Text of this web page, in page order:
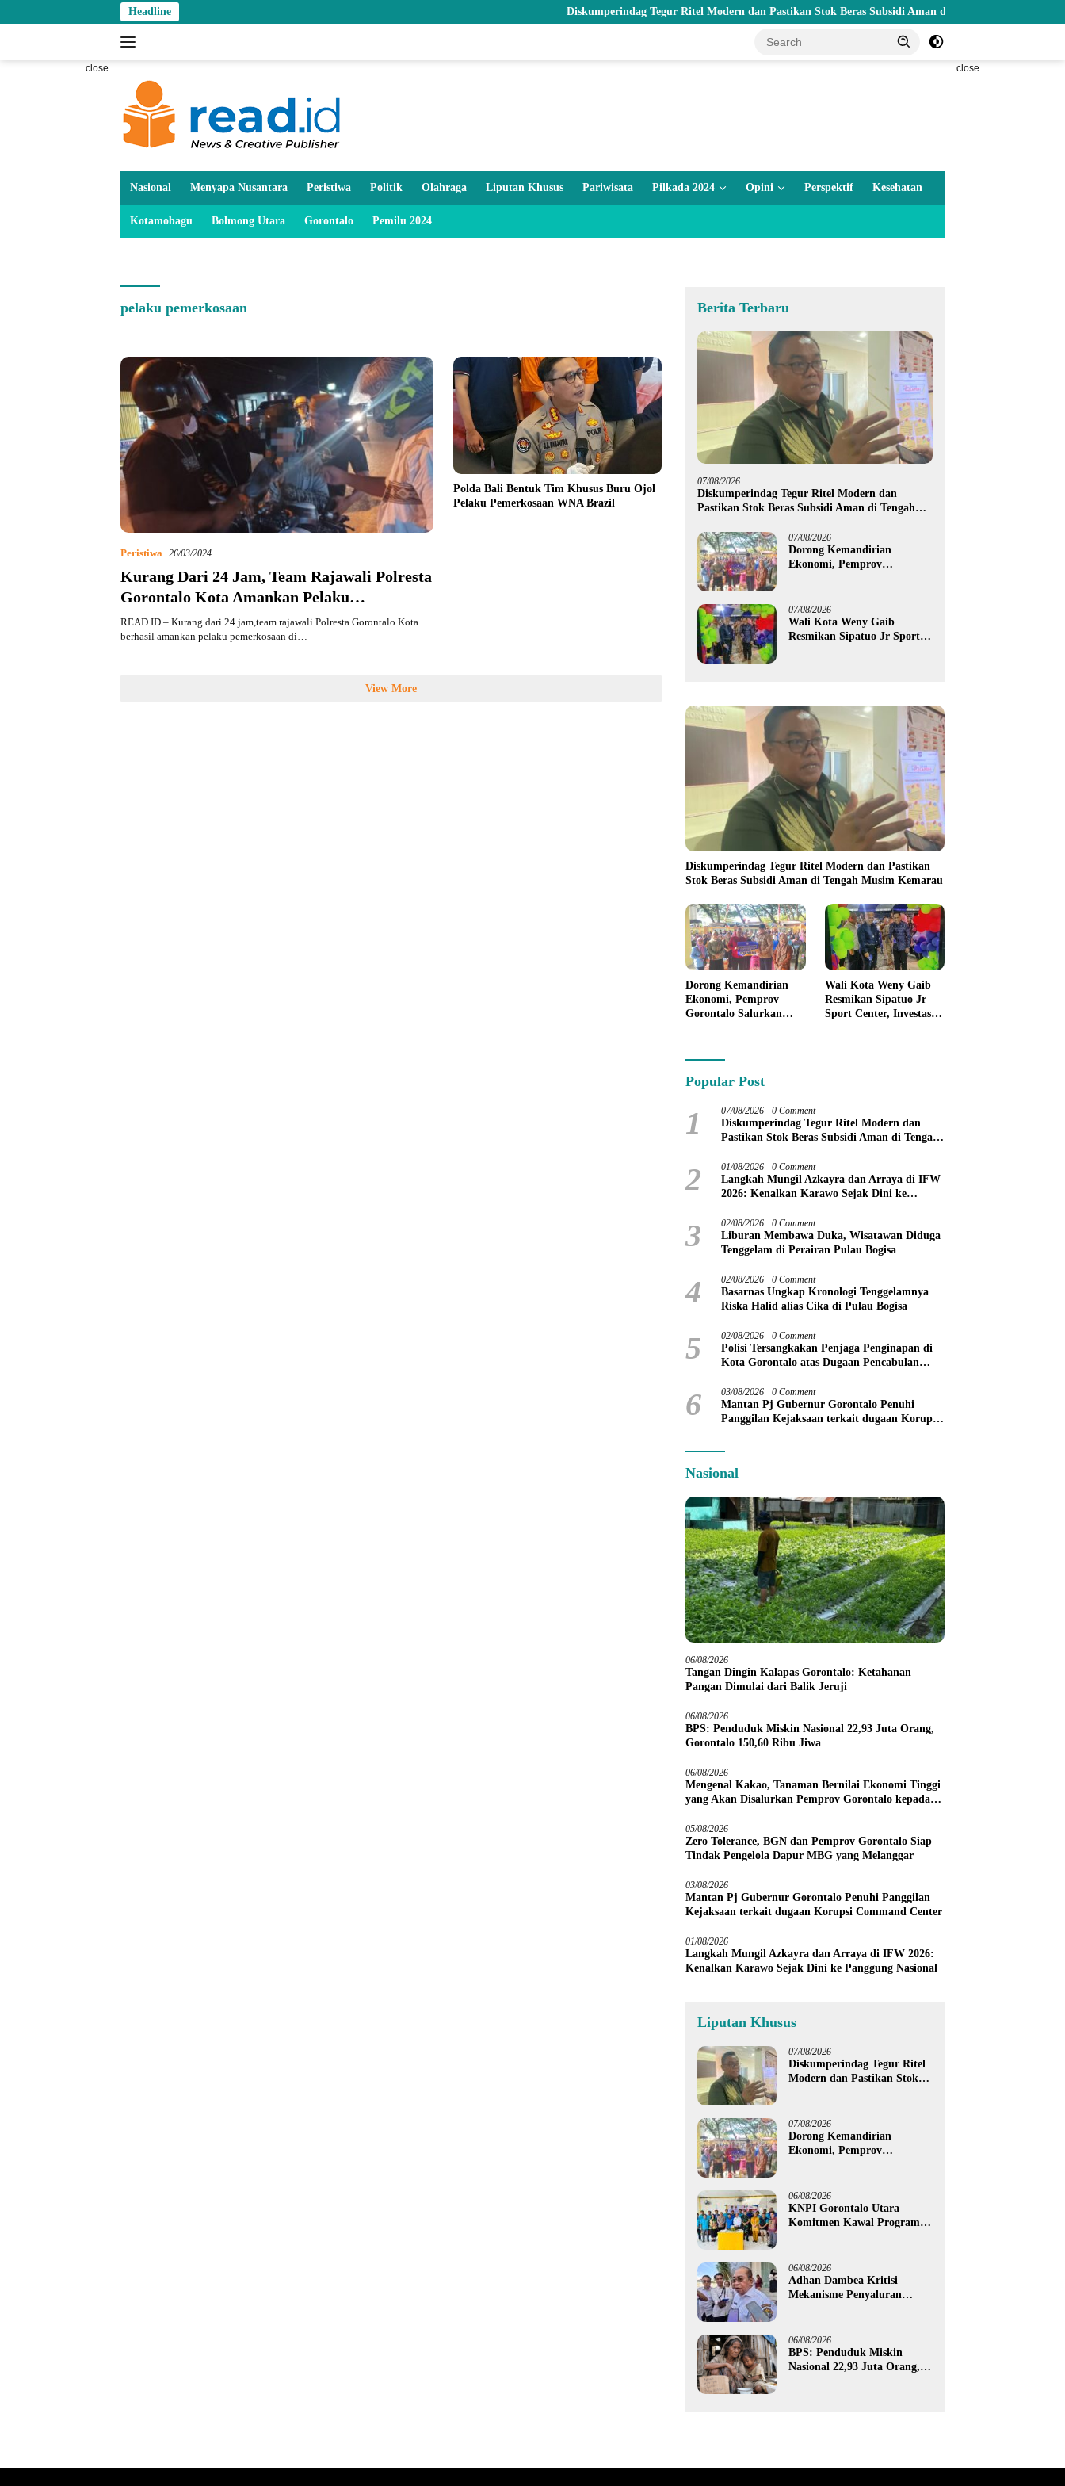
to
Headline Diskumperindag Tegur Ritel Modern dan Pastikan Stok Beras Subsidi Aman di Tengah Musim Kemarau
close close
Nasional Menyapa Nusantara Peristiwa Politik Olahraga Liputan Khusus Pariwisata Pilkada 2024 Opini Perspektif Kesehatan
Kotamobagu Bolmong Utara Gorontalo Pemilu 2024
pelaku pemerkosaan
Peristiwa 26/03/2024
Kurang Dari 24 Jam, Team Rajawali Polresta
Gorontalo Kota Amankan Pelaku
Pemerkosaan
READ.ID – Kurang dari 24 jam,team rajawali Polresta Gorontalo Kota
berhasil amankan pelaku pemerkosaan di…
Polda Bali Bentuk Tim Khusus Buru Ojol
Pelaku Pemerkosaan WNA Brazil
View More
Berita Terbaru
07/08/2026
Diskumperindag Tegur Ritel Modern dan
Pastikan Stok Beras Subsidi Aman di Tengah
07/08/2026
Dorong Kemandirian
Ekonomi, Pemprov
untuk 395 Pelaku Usaha
07/08/2026
Wali Kota Weny Gaib
Resmikan Sipatuo Jr Sport
Diskumperindag Tegur Ritel Modern dan Pastikan
Stok Beras Subsidi Aman di Tengah Musim Kemarau
Dorong Kemandirian
Ekonomi, Pemprov
Gorontalo Salurkan
Pelaku Usaha
Wali Kota Weny Gaib
Resmikan Sipatuo Jr
Sport Center, Investasi
Popular Post
1 07/08/2026 0 Comment
Diskumperindag Tegur Ritel Modern dan
Pastikan Stok Beras Subsidi Aman di Tengah
2 01/08/2026 0 Comment
Langkah Mungil Azkayra dan Arraya di IFW
2026: Kenalkan Karawo Sejak Dini ke
3 02/08/2026 0 Comment
Liburan Membawa Duka, Wisatawan Diduga
Tenggelam di Perairan Pulau Bogisa
4 02/08/2026 0 Comment
Basarnas Ungkap Kronologi Tenggelamnya
Riska Halid alias Cika di Pulau Bogisa
5 02/08/2026 0 Comment
Polisi Tersangkakan Penjaga Penginapan di
Kota Gorontalo atas Dugaan Pencabulan
6 03/08/2026 0 Comment
Mantan Pj Gubernur Gorontalo Penuhi
Panggilan Kejaksaan terkait dugaan Korupsi
Nasional
06/08/2026
Tangan Dingin Kalapas Gorontalo: Ketahanan
Pangan Dimulai dari Balik Jeruji
06/08/2026
BPS: Penduduk Miskin Nasional 22,93 Juta Orang,
Gorontalo 150,60 Ribu Jiwa
06/08/2026
Mengenal Kakao, Tanaman Bernilai Ekonomi Tinggi
yang Akan Disalurkan Pemprov Gorontalo kepada
05/08/2026
Zero Tolerance, BGN dan Pemprov Gorontalo Siap
Tindak Pengelola Dapur MBG yang Melanggar
03/08/2026
Mantan Pj Gubernur Gorontalo Penuhi Panggilan
Kejaksaan terkait dugaan Korupsi Command Center
01/08/2026
Langkah Mungil Azkayra dan Arraya di IFW 2026:
Kenalkan Karawo Sejak Dini ke Panggung Nasional
Liputan Khusus
07/08/2026
Diskumperindag Tegur Ritel
Modern dan Pastikan Stok
07/08/2026
Dorong Kemandirian
Ekonomi, Pemprov
untuk 395 Pelaku Usaha
06/08/2026
KNPI Gorontalo Utara
Komitmen Kawal Program
06/08/2026
Adhan Dambea Kritisi
Mekanisme Penyaluran
06/08/2026
BPS: Penduduk Miskin
Nasional 22,93 Juta Orang,